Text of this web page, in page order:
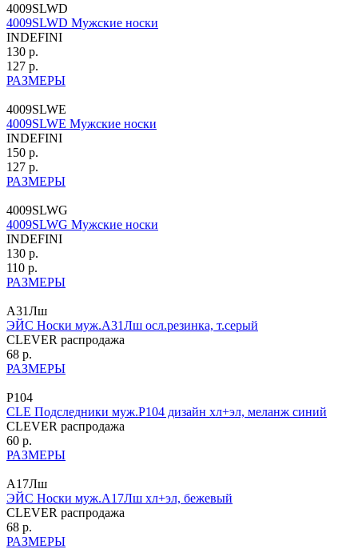
4009SLWD
4009SLWD Мужские носки
INDEFINI
130 р.
127 р.
РАЗМЕРЫ
4009SLWE
4009SLWE Мужские носки
INDEFINI
150 р.
127 р.
РАЗМЕРЫ
4009SLWG
4009SLWG Мужские носки
INDEFINI
130 р.
110 р.
РАЗМЕРЫ
А31Лш
ЭЙС Носки муж.А31Лш осл.резинка, т.серый
CLEVER распродажа
68 р.
РАЗМЕРЫ
P104
CLE Подследники муж.P104 дизайн хл+эл, меланж синий
CLEVER распродажа
60 р.
РАЗМЕРЫ
А17Лш
ЭЙС Носки муж.А17Лш хл+эл, бежевый
CLEVER распродажа
68 р.
РАЗМЕРЫ